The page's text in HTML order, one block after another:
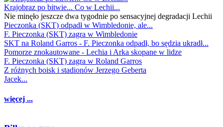
Krajobraz po bitwie... Co w Lechii...
Nie minęło jeszcze dwa tygodnie po sensacyjnej degradacji Lechii
Pieczonka (SKT) odpadł w Wimbledonie, ale...
F. Pieczonka (SKT) zagra w Wimbledonie
SKT na Roland Garros - F. Pieczonka odpadł, bo sędzia ukradł...
Pomorze znokautowane - Lechia i Arka skopane w lidze
F. Pieczonka (SKT) zagra w Roland Garros
Z różnych boisk i stadionów Jerzego Geberta
Jacek...
więcej ...